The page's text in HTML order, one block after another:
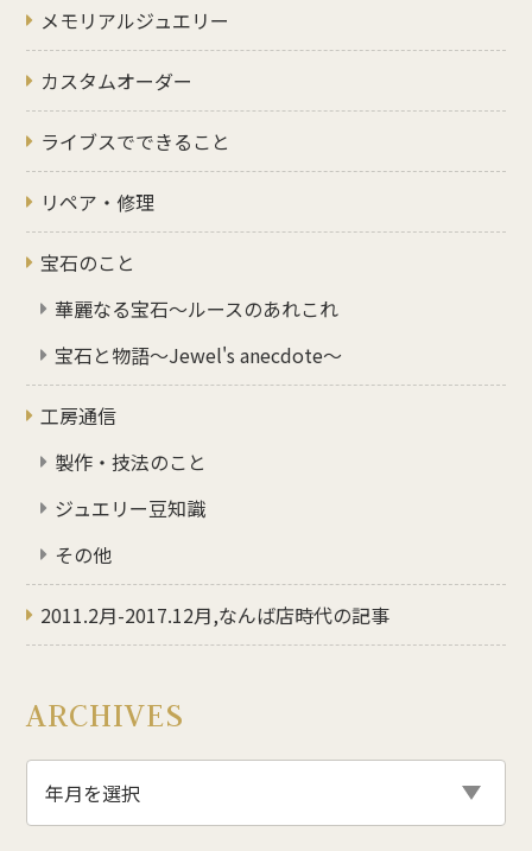
メモリアルジュエリー
カスタムオーダー
ライブスでできること
リペア・修理
宝石のこと
華麗なる宝石～ルースのあれこれ
宝石と物語～Jewel's anecdote～
工房通信
製作・技法のこと
ジュエリー豆知識
その他
2011.2月-2017.12月,なんば店時代の記事
ARCHIVES